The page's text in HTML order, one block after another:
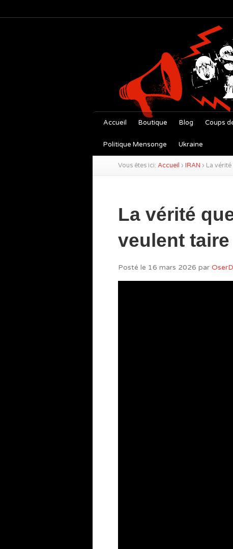
Accueil Boutique Blog Coups
Politique Mensonge Ukraine
Vous êtes ici: Accueil › IRAN › La
La vérité
veulent taire
Posté le 16 mars 2026 par